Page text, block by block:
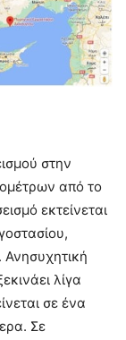
στην
από το
εκτείνεται
λίγα
σε ένα
Σε